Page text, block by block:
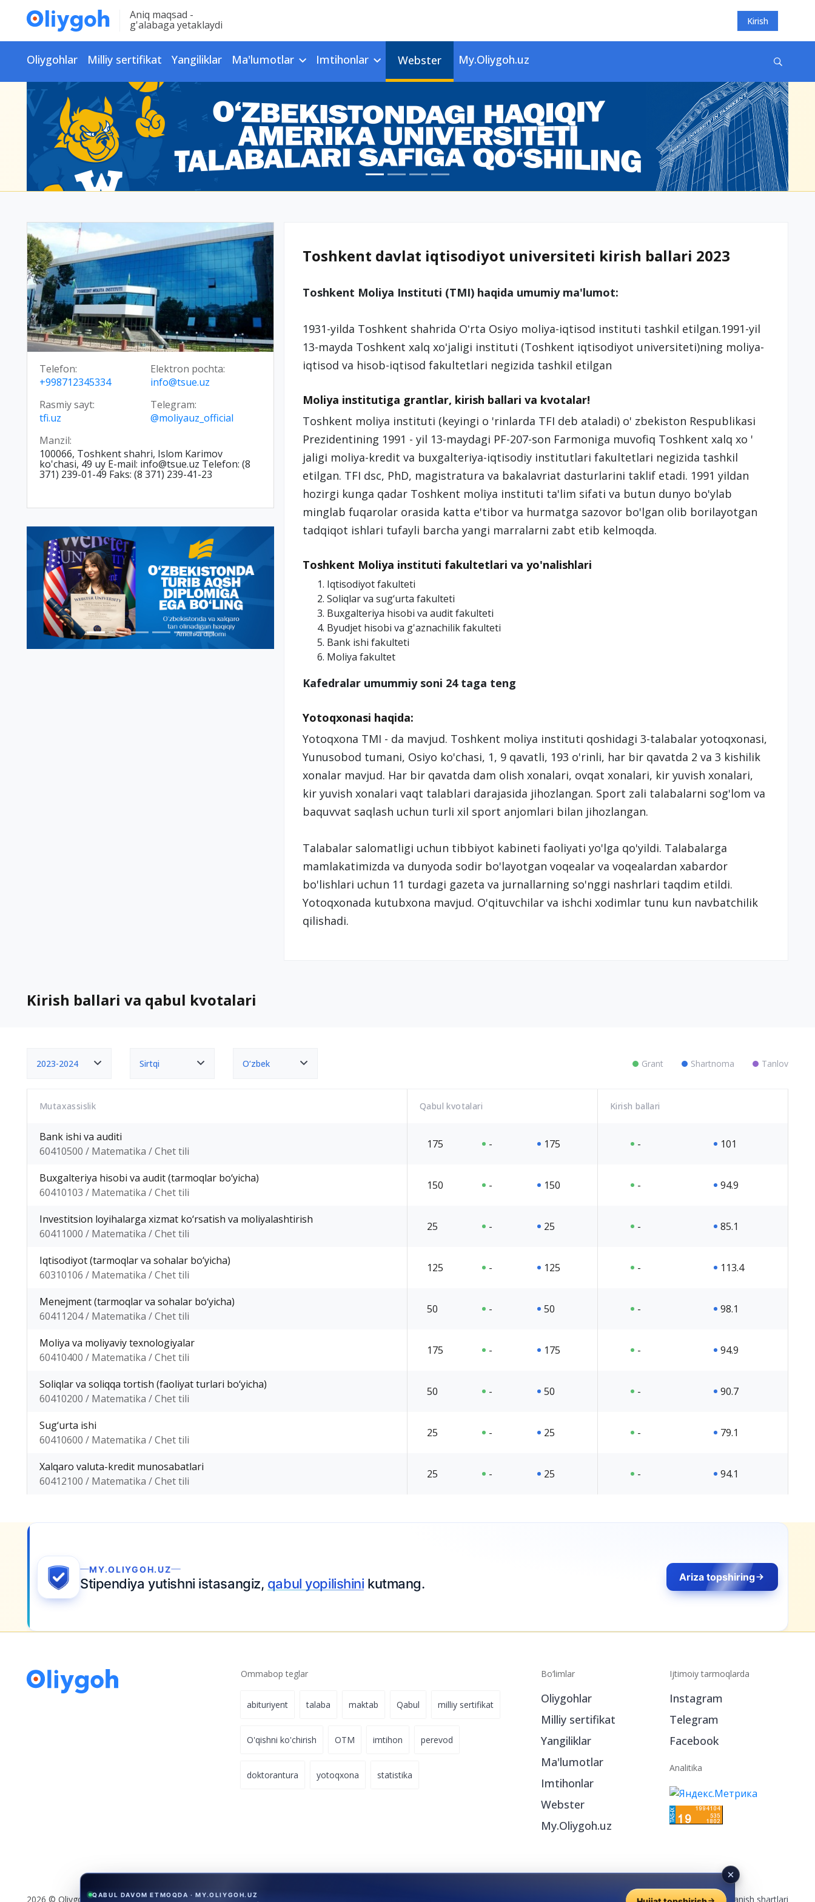
Aniq maqsad -
g'alabaga yetaklaydi Kirish
Oliygohlar Milliy sertifikat Yangiliklar Ma'lumotlar Imtihonlar Webster My.Oliygoh.uz
Telefon:
+998712345334
Elektron pochta:
info@tsue.uz
Rasmiy sayt:
tfi.uz
Telegram:
@moliyauz_official
Manzil:
100066, Toshkent shahri, Islom Karimov
ko'chasi, 49 uy E-mail: info@tsue.uz Telefon: (8
371) 239-01-49 Faks: (8 371) 239-41-23
Toshkent davlat iqtisodiyot universiteti kirish ballari 2023
Toshkent Moliya Instituti (TMI) haqida umumiy ma'lumot:
1931-yilda Toshkent shahrida Oʻrta Osiyo moliya-iqtisod instituti tashkil etilgan.1991-yil
13-mayda Toshkent xalq xoʻjaligi instituti (Toshkent iqtisodiyot universiteti)ning moliya-
iqtisod va hisob-iqtisod fakultetlari negizida tashkil etilgan
Moliya institutiga grantlar, kirish ballari va kvotalar!
Toshkent moliya instituti (keyingi o 'rinlarda TFI deb ataladi) o' zbekiston Respublikasi
Prezidentining 1991 - yil 13-maydagi PF-207-son Farmoniga muvofiq Toshkent xalq xo '
jaligi moliya-kredit va buxgalteriya-iqtisodiy institutlari fakultetlari negizida tashkil
etilgan. TFI dsc, PhD, magistratura va bakalavriat dasturlarini taklif etadi. 1991 yildan
hozirgi kunga qadar Toshkent moliya instituti ta'lim sifati va butun dunyo bo'ylab
minglab fuqarolar orasida katta e'tibor va hurmatga sazovor bo'lgan olib borilayotgan
tadqiqot ishlari tufayli barcha yangi marralarni zabt etib kelmoqda.
Toshkent Moliya instituti fakultetlari va yo'nalishlari
Iqtisodiyot fakulteti
Soliqlar va sug‘urta fakulteti
Buxgalteriya hisobi va audit fakulteti
Byudjet hisobi va g'aznachilik fakulteti
Bank ishi fakulteti
Moliya fakultet
Kafedralar umummiy soni 24 taga teng
Yotoqxonasi haqida:
Yotoqxona TMI - da mavjud. Toshkent moliya instituti qoshidagi 3-talabalar yotoqxonasi,
Yunusobod tumani, Osiyo ko'chasi, 1, 9 qavatli, 193 o'rinli, har bir qavatda 2 va 3 kishilik
xonalar mavjud. Har bir qavatda dam olish xonalari, ovqat xonalari, kir yuvish xonalari,
kir yuvish xonalari vaqt talablari darajasida jihozlangan. Sport zali talabalarni sog'lom va
baquvvat saqlash uchun turli xil sport anjomlari bilan jihozlangan.
Talabalar salomatligi uchun tibbiyot kabineti faoliyati yo'lga qo'yildi. Talabalarga
mamlakatimizda va dunyoda sodir bo'layotgan voqealar va voqealardan xabardor
bo'lishlari uchun 11 turdagi gazeta va jurnallarning so'nggi nashrlari taqdim etildi.
Yotoqxonada kutubxona mavjud. O'qituvchilar va ishchi xodimlar tunu kun navbatchilik
qilishadi.
Kirish ballari va qabul kvotalari
2023-2024 Sirtqi O‘zbek Grant Shartnoma Tanlov
Mutaxassislik Qabul kvotalari Kirish ballari
Bank ishi va auditi
60410500 / Matematika / Chet tili
175 - 175 - 101
Buxgalteriya hisobi va audit (tarmoqlar bo‘yicha)
60410103 / Matematika / Chet tili
150 - 150 - 94.9
Investitsion loyihalarga xizmat ko‘rsatish va moliyalashtirish
60411000 / Matematika / Chet tili
25 - 25 - 85.1
Iqtisodiyot (tarmoqlar va sohalar bo‘yicha)
60310106 / Matematika / Chet tili
125 - 125 - 113.4
Menejment (tarmoqlar va sohalar bo‘yicha)
60411204 / Matematika / Chet tili
50 - 50 - 98.1
Moliya va moliyaviy texnologiyalar
60410400 / Matematika / Chet tili
175 - 175 - 94.9
Soliqlar va soliqqa tortish (faoliyat turlari bo‘yicha)
60410200 / Matematika / Chet tili
50 - 50 - 90.7
Sug‘urta ishi
60410600 / Matematika / Chet tili
25 - 25 - 79.1
Xalqaro valuta-kredit munosabatlari
60412100 / Matematika / Chet tili
25 - 25 - 94.1
kutmang. Ariza topshiring
Ommabop teglar
abituriyent talaba maktab Qabul milliy sertifikat
O'qishni ko'chirish OTM imtihon perevod
doktorantura yotoqxona statistika
Bo‘limlar
Oliygohlar
Milliy sertifikat
Yangiliklar
Ma'lumotlar
Imtihonlar
Webster
My.Oliygoh.uz
Ijtimoiy tarmoqlarda
Instagram
Telegram
Facebook
Analitika
2026 © Oliygoh.uz, Barcha huquqlar himoyalangan Reklama/Foydalanish shartlari
QABUL DAVOM ETMOQDA · MY.OLIYGOH.UZ